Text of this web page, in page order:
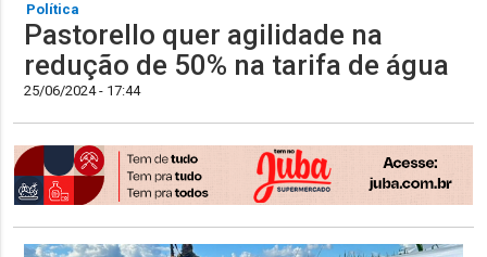
Política
Pastorello quer agilidade na
redução de 50% na tarifa de água
25/06/2024 - 17:44